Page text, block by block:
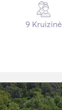
9 Kruizinė